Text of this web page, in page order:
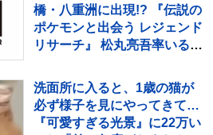
橋・八重洲に出現!? 『伝説の
ポケモンと出会う レジェンド
リサーチ』 松丸亮吾率いる
イベントも実施
洗面所に入ると、1歳の猫が
必ず様子を見にやってきて…
『可愛すぎる光景』に22万い